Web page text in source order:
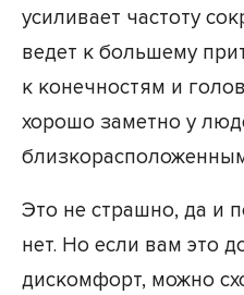
усиливает частоту
ведет к большему
к конечностям и
хорошо заметно у
Это не страшно, да и
нет. Но если вам это
дискомфорт, можно